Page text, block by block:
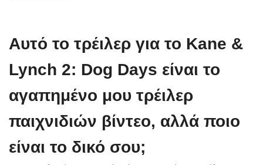
Αυτό το τρέιλερ για το Kane &
Lynch 2: Dog Days είναι το
αγαπημένο μου τρέιλερ
παιχνιδιών βίντεο, αλλά ποιο
είναι το δικό σου;